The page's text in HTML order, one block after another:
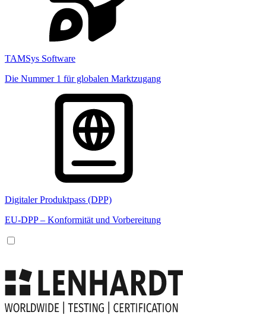
TAMSys Software
Die Nummer 1 für globalen Marktzugang
Digitaler Produktpass (DPP)
EU-DPP – Konformität und Vorbereitung